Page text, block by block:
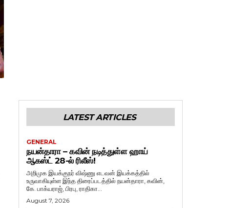
LATEST ARTICLES
GENERAL
நயன்தாரா – கவின் நடித்துள்ள ஹாய்
ஆகஸ்ட் 28-ல் ரிலீஸ்!
அறிமுக இயக்குநர் விஷ்ணு எடவன் இயக்கத்தில்
உருவாகியுள்ள இந்த திரைப்படத்தில் நயன்தாரா, கவின்,
கே. பாக்யராஜ், பிரபு, ராதிகா...
August 7, 2026